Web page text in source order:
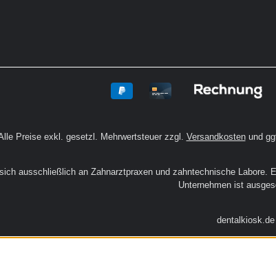
Preise exkl. gesetzl. Mehrwertsteuer zzgl. Versandkostenund
ausschließlich an Zahnarztpraxen und zahntechnische
Unternehmen ist
dentalkiosk.de